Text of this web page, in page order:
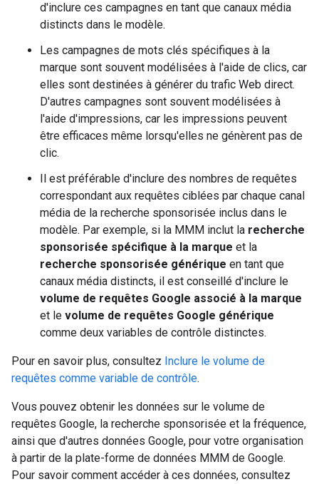
d'inclure ces campagnes en tant que canaux média
distincts dans le modèle.
Les campagnes de mots clés spécifiques à la
marque sont souvent modélisées à l'aide de clics, car
elles sont destinées à générer du trafic Web direct.
D'autres campagnes sont souvent modélisées à
l'aide d'impressions, car les impressions peuvent
être efficaces même lorsqu'elles ne génèrent pas de
clic.
Il est préférable d'inclure des nombres de requêtes
correspondant aux requêtes ciblées par chaque canal
média de la recherche sponsorisée inclus dans le
modèle. Par exemple, si la MMM inclut la recherche
sponsorisée spécifique à la marque et la
recherche sponsorisée générique en tant que
canaux média distincts, il est conseillé d'inclure le
volume de requêtes Google associé à la marque
et le volume de requêtes Google générique
comme deux variables de contrôle distinctes.
Pour en savoir plus, consultez Inclure le volume de
requêtes comme variable de contrôle.
Vous pouvez obtenir les données sur le volume de
requêtes Google, la recherche sponsorisée et la fréquence,
ainsi que d'autres données Google, pour votre organisation
à partir de la plate-forme de données MMM de Google.
Pour savoir comment accéder à ces données, consultez